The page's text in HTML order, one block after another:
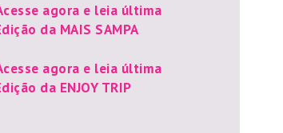
agora e leia última
da MAIS SAMPA
agora e leia última
da ENJOY TRIP